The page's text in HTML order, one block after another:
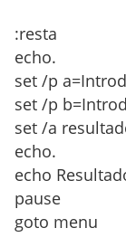
:resta
echo.
set /p
set /p
set /a
echo.
echo
pause
goto menu